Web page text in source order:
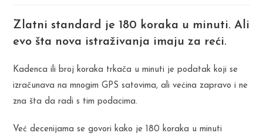
Zlatni standard je 180 koraka u minuti. Ali
evo šta nova istraživanja imaju za reći.
Kadenca ili broj koraka trkača u minuti je podatak koji se
izračunava na mnogim GPS satovima, ali većina zapravo i ne
zna šta da radi s tim podacima.
Već decenijama se govori kako je 180 koraka u minuti